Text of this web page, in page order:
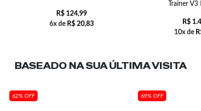
R$ 124,99
6x de R$ 20,83
Trainer
R$
10x de
BASEADO NA SUAÚLTIMA VISITA
62% OFF 69% OFF